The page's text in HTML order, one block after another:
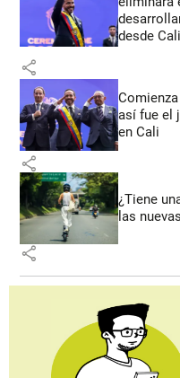
desde Cali
share
así fue el
en Cali
share
¿Tiene
las
share